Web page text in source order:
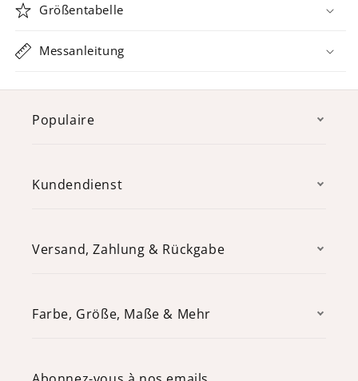
Größentabelle
Messanleitung
Populaire
Kundendienst
Versand, Zahlung & Rückgabe
Farbe, Größe, Maße & Mehr